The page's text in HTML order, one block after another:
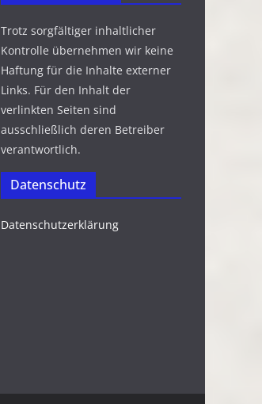
Trotz sorgfältiger inhaltlicher
Kontrolle übernehmen wir keine
Haftung für die Inhalte externer
Links. Für den Inhalt der
verlinkten Seiten sind
ausschließlich deren Betreiber
verantwortlich.
Datenschutz
Datenschutzerklärung